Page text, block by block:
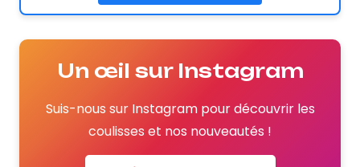
Un œil sur Instagram
Suis-nous sur Instagram pour découvrir les
coulisses et nos nouveautés !